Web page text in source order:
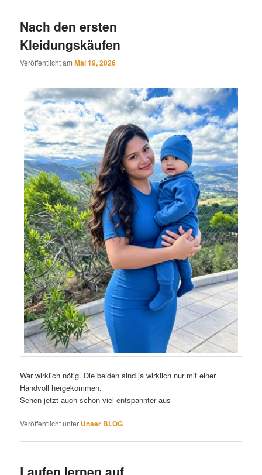
Nach den ersten
Kleidungskäufen
Veröffentlicht amMai 19, 2026
War wirklich nötig. Die beiden sind ja wirklich nur mit einer
Handvoll hergekommen.
Sehen jetzt auch schon viel entspannter aus
Veröffentlicht unter Unser BLOG